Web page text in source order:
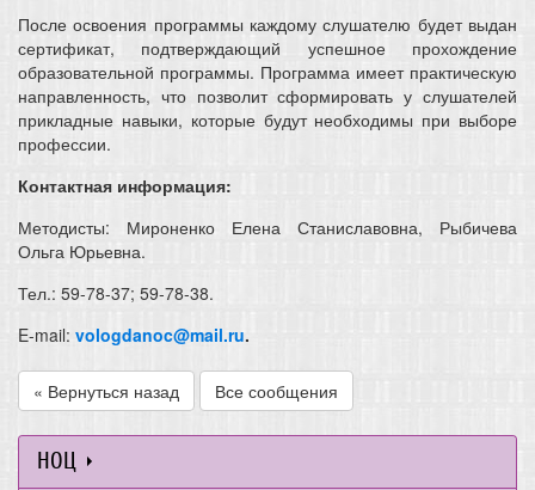
После освоения программы каждому слушателю будет выдан
сертификат, подтверждающий успешное прохождение
образовательной программы. Программа имеет практическую
направленность, что позволит сформировать у слушателей
прикладные навыки, которые будут необходимы при выборе
профессии.
Контактная информация:
Методисты: Мироненко Елена Станиславовна, Рыбичева
Ольга Юрьевна.
Тел.: 59-78-37; 59-78-38.
E-mail: vologdanoc@mail.ru.
« Вернуться назад Все сообщения
НОЦ